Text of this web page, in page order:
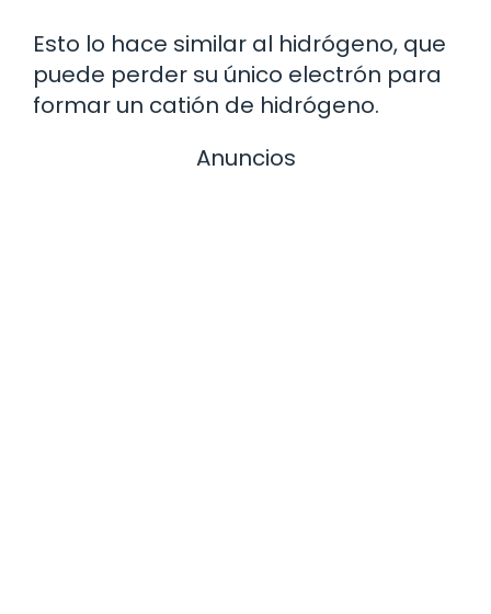
Esto lo hace similar al hidrógeno, que
puede perder su único electrón para
formar un catión de hidrógeno.
Anuncios